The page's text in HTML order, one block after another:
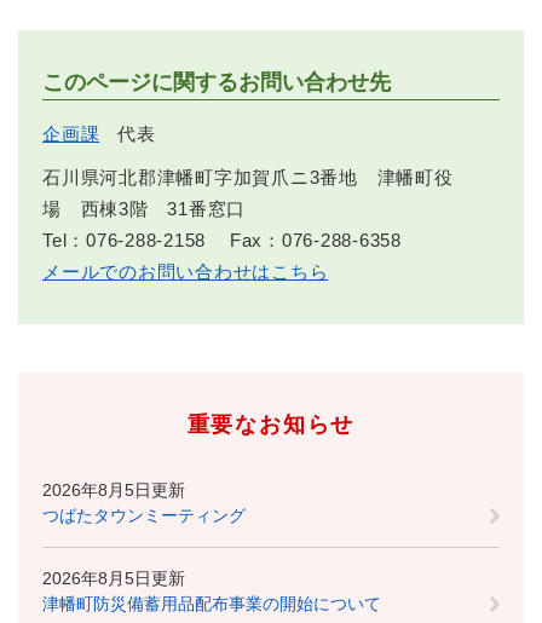
このページに関するお問い合わせ先
企画課 代表
石川県河北郡津幡町字加賀爪ニ3番地 津幡町役
場 西棟3階 31番窓口
Tel：076-288-2158
Fax：076-288-6358
メールでのお問い合わせはこちら
重要なお知らせ
2026年8月5日更新
つばたタウンミーティング
2026年8月5日更新
津幡町防災備蓄用品配布事業の開始について